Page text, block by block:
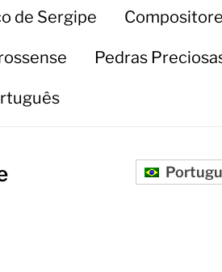
de Sergipe
Pedras